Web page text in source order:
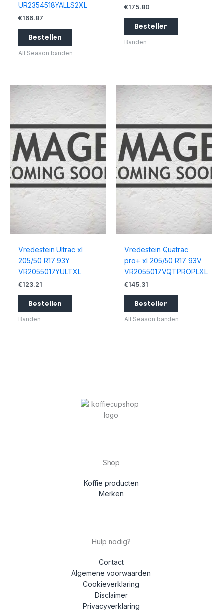
UR2354518YALLS2XL
€166.87
Bestellen
All Season banden
€175.80
Bestellen
Banden
Vredestein Ultrac xl
205/50 R17 93Y
VR2055017YULTXL
€123.21
Bestellen
Banden
Vredestein Quatrac
pro+ xl 205/50 R17 93V
VR2055017VQTPROPLXL
€145.31
Bestellen
All Season banden
Shop
Koffie producten
Merken
Hulp nodig?
Contact
Algemene voorwaarden
Cookieverklaring
Disclaimer
Privacyverklaring